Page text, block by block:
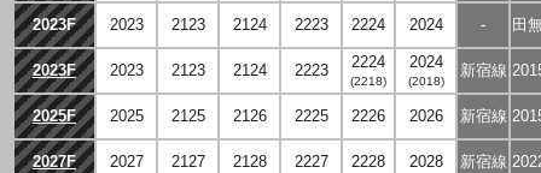
2023F 2023 2123 2124 2223 2224 2024 - 田
2023F 2023 2123 2124 2223 2224
(2218)
2024
(2018)
新宿線
2025F 2025 2125 2126 2225 2226 2026 新宿線
2027F 2027 2127 2128 2227 2228 2028 新宿線